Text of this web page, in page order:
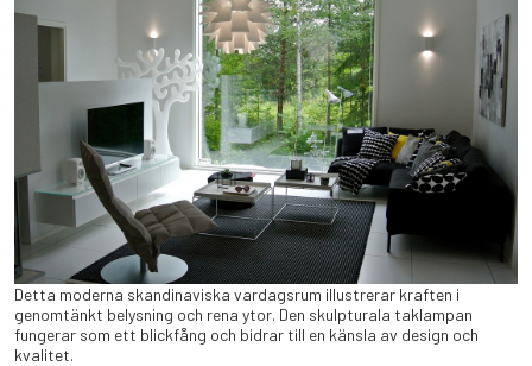
Detta moderna skandinaviska vardagsrum illustrerar kraften i
genomtänkt belysning och rena ytor. Den skulpturala taklampan
fungerar som ett blickfång och bidrar till en känsla av design och
kvalitet.